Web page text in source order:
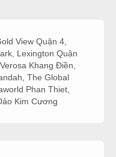
View Quận 4,
, Lexington Quận
Verosa Khang Điền,
, The Global
Phan Thiet,
Kim Cương